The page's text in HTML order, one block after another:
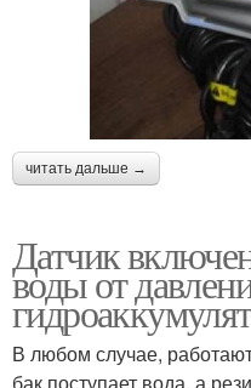
читать дальше →
Датчик
воды от
В любом случае,